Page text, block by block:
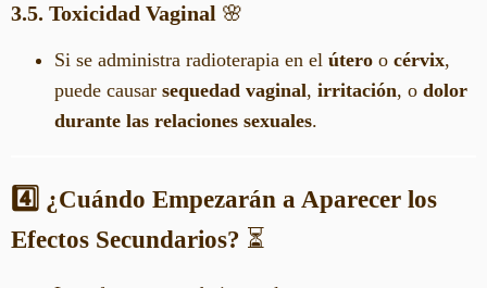
3.5. Toxicidad Vaginal 🌸
Si se administra radioterapia en el útero o cérvix,
puede causar sequedad vaginal, irritación, o dolor
durante las relaciones sexuales.
4️⃣ ¿Cuándo Empezarán a Aparecer los
Efectos Secundarios? ⏳